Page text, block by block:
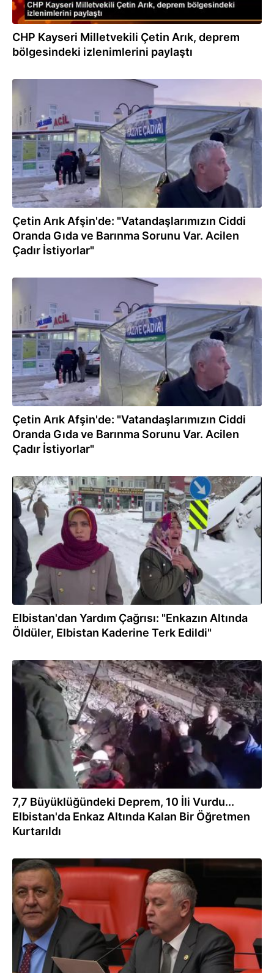
CHP Kayseri Milletvekili Çetin Arık, deprem
bölgesindeki izlenimlerini paylaştı
Çetin Arık Afşin'de: "Vatandaşlarımızın Ciddi
Oranda Gıda ve Barınma Sorunu Var. Acilen
Çadır İstiyorlar"
Çetin Arık Afşin'de: "Vatandaşlarımızın Ciddi
Oranda Gıda ve Barınma Sorunu Var. Acilen
Çadır İstiyorlar"
07.02.2023
Elbistan'dan Yardım Çağrısı: "Enkazın Altında
Öldüler, Elbistan Kaderine Terk Edildi"
06.02.2023
7,7 Büyüklüğündeki Deprem, 10 İli Vurdu...
Elbistan'da Enkaz Altında Kalan Bir Öğretmen
Kurtarıldı
13.01.2023